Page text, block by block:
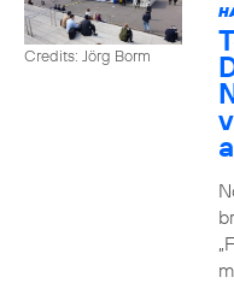
Credits: Jörg Borm